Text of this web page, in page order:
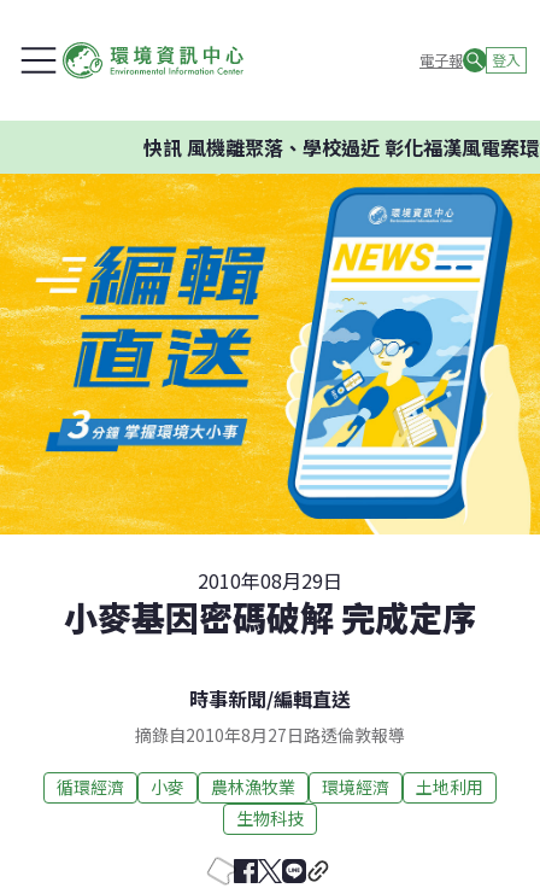
電子報 登入
快訊風機離聚落、學校過近 彰化福漢風電案環
2010年08月29日
小麥基因密碼破解 完成定序
時事新聞/編輯直送
摘錄自2010年8月27日路透倫敦報導
循環經濟 小麥 農林漁牧業 環境經濟
土地利用
生物科技